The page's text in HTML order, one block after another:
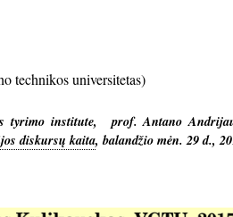
technikos universitetas)
tyrimo institute, prof. Antano
diskursų kaita, balandžio mėn. 29 d.,